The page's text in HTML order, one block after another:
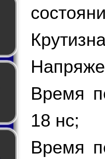
Время
18 нс;
Время